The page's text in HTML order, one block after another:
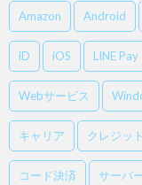
Amazon Android
iD iOS LINE Pay
Webサービス
キャリア クレジッ
コード決済 サーバ